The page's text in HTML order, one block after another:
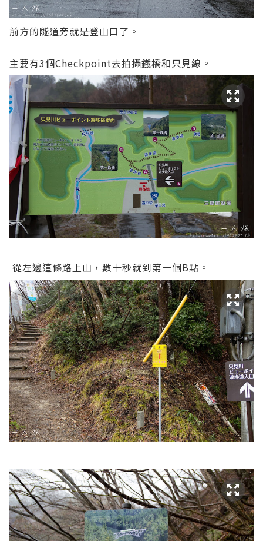
前方的隧道旁就是登山口了。
主要有3個Checkpoint去拍攝鐡橋和只見線。
從左邊這條路上山，數十秒就到第一個B點。